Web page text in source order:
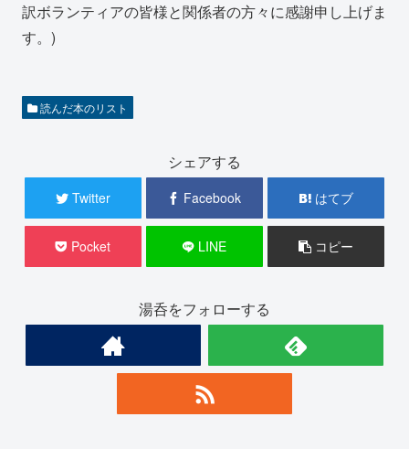
訳ボランティアの皆様と関係者の方々に感謝申し上げま
す。)
読んだ本のリスト
シェアする
Twitter Facebook はてブ
Pocket LINE コピー
湯呑をフォローする